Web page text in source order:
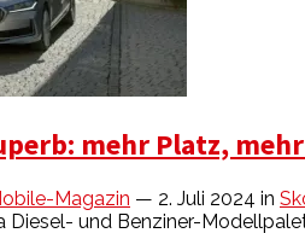
mehr Platz,
Magazin — 2. Juli 2024 in
Diesel- und Benziner-